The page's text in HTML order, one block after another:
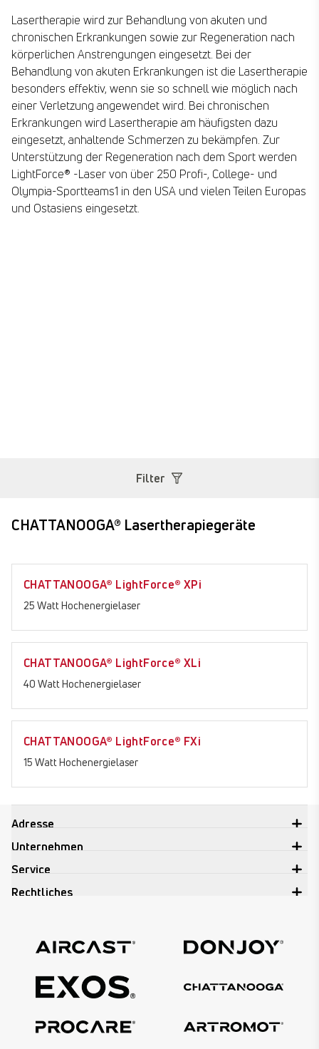
Lasertherapie wird zur Behandlung von akuten und
chronischen Erkrankungen sowie zur Regeneration nach
körperlichen Anstrengungen eingesetzt. Bei der
Behandlung von akuten Erkrankungen ist die Lasertherapie
besonders effektiv, wenn sie so schnell wie möglich nach
einer Verletzung angewendet wird. Bei chronischen
Erkrankungen wird Lasertherapie am häufigsten dazu
eingesetzt, anhaltende Schmerzen zu bekämpfen. Zur
Unterstützung der Regeneration nach dem Sport werden
LightForce® -Laser von über 250 Profi-, College- und
Olympia-Sportteams1 in den USA und vielen Teilen Europas
und Ostasiens eingesetzt.
Filter
CHATTANOOGA® Lasertherapiegeräte
CHATTANOOGA® LightForce® XPi
25 Watt Hochenergielaser
CHATTANOOGA® LightForce® XLi
40 Watt Hochenergielaser
CHATTANOOGA® LightForce® FXi
15 Watt Hochenergielaser
Adresse
Unternehmen
Service
Rechtliches